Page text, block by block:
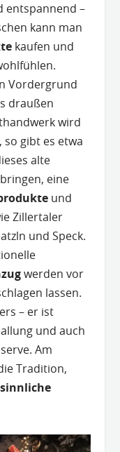
entspannend –
kann man
kaufen und
Vordergrund
draußen
wird
so gibt es etwa
alte
eine
und
Zillertaler
und Speck.
werden vor
lassen.
– er ist
und auch
Am
Tradition,